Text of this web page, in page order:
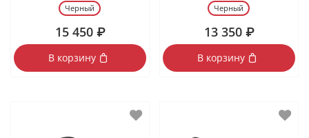
Черный
15 450 ₽
В корзину
Черный
13 350 ₽
В корзину